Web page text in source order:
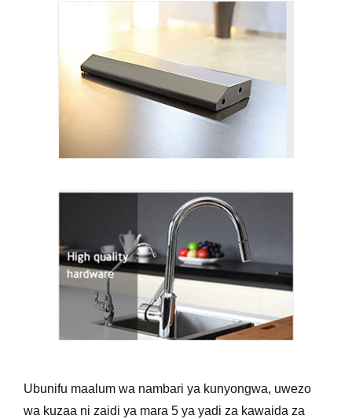
Ubunifu maalum wa nambari ya kunyongwa, uwezo
wa kuzaa ni zaidi ya mara 5 ya yadi za kawaida za